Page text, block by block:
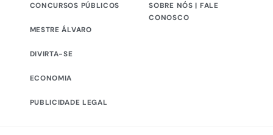
CONCURSOS PÚBLICOS
MESTRE ÁLVARO
DIVIRTA-SE
ECONOMIA
PUBLICIDADE LEGAL
SOBRE NÓS | FALE
CONOSCO